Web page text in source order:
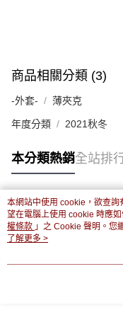
商品相關分類 (3)
-外套- 薄夾克
年度分類 2021秋冬
本分類熱銷全站排
熱門標籤
本網站中使用 cookie，欲查
望在電腦上使用 cookie 時應
權條款 」之 Cookie 聲明。您
用條款之 Cookie 聲明使用
了解更多 >